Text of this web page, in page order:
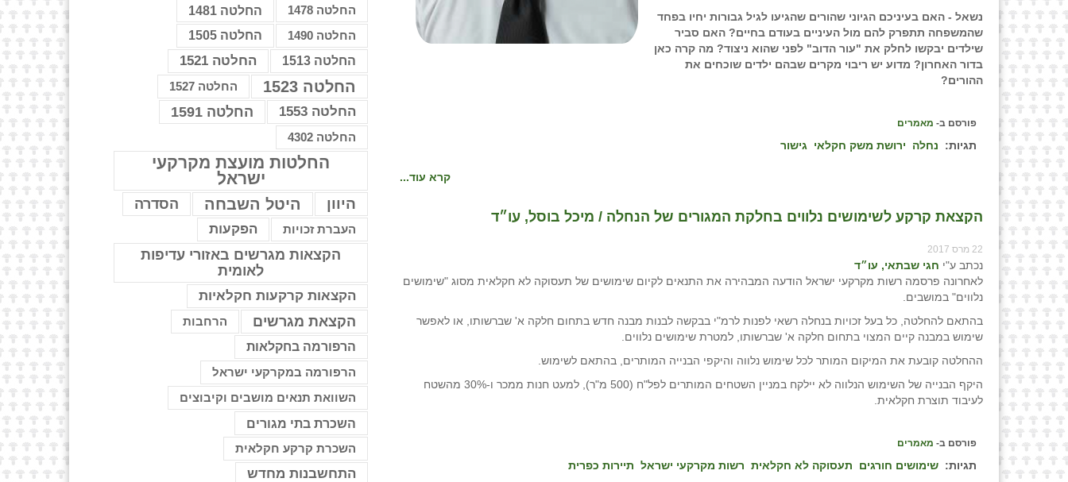
נשאל - האם בעיניכם הגיוני שהורים שהגיעו לגיל גבורות יחיו בפחד
שהמשפחה תתפרק להם מול העיניים בעודם בחיים? האם סביר
שילדים יבקשו לחלק את "עור הדוב" לפני שהוא ניצוד? מה קרה כאן
בדור האחרון? מדוע יש ריבוי מקרים שבהם ילדים שוכחים את
ההורים?
פורסם ב- מאמרים
תגיות: נחלה ירושת משק חקלאי גישור
קרא עוד...
הקצאת קרקע לשימושים נלווים בחלקת המגורים של הנחלה / מיכל בוסל, עו״ד
22 מרס 2017
נכתב ע"י חגי שבתאי, עו״ד
לאחרונה פרסמה רשות מקרקעי ישראל הודעה המבהירה את התנאים לקיום שימושים של תעסוקה לא חקלאית מסוג "שימושים
נלווים" במושבים.
בהתאם להחלטה, כל בעל זכויות בנחלה רשאי לפנות לרמ"י בבקשה לבנות מבנה חדש בתחום חלקה א' שברשותו, או לאפשר
שימוש במבנה קיים המצוי בתחום חלקה א' שברשותו, למטרת שימושים נלווים.
ההחלטה קובעת את המיקום המותר לכל שימוש נלווה והיקפי הבנייה המותרים, בהתאם לשימוש.
היקף הבנייה של השימוש הנלווה לא יילקח במניין השטחים המותרים לפל"ח (500 מ"ר), למעט חנות ממכר ו-30% מהשטח
לעיבוד תוצרת חקלאית.
פורסם ב- מאמרים
תגיות: שימושים חורגים תעסוקה לא חקלאית רשות מקרקעי ישראל תיירות כפרית
החלטה 1478 החלטה 1481
החלטה 1490
החלטה 1505
החלטה 1513
החלטה 1521
החלטה 1523 החלטה 1527
החלטה 1553 החלטה 1591
החלטה 4302
החלטות מועצת מקרקעי
ישראל
היוון היטל השבחה הסדרה
העברת זכויות הפקעות
הקצאות מגרשים באזורי עדיפות
לאומית
הקצאות קרקעות חקלאיות
הקצאת מגרשים
הרחבות
הרפורמה בחקלאות
הרפורמה במקרקעי ישראל
השוואת תנאים מושבים וקיבוצים
השכרת בתי מגורים
השכרת קרקע חקלאית
התחשבנות מחדש